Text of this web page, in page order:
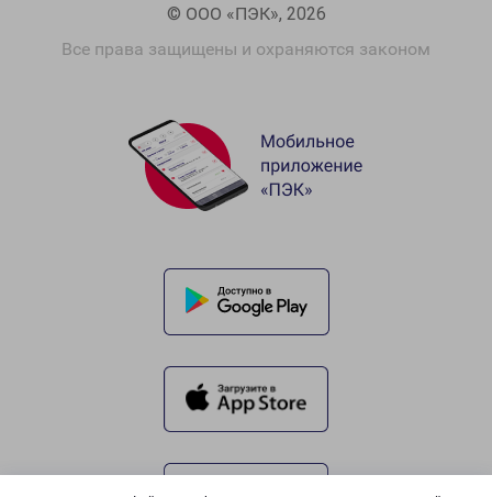
© ООО «ПЭК», 2026
Все права защищены и охраняются законом